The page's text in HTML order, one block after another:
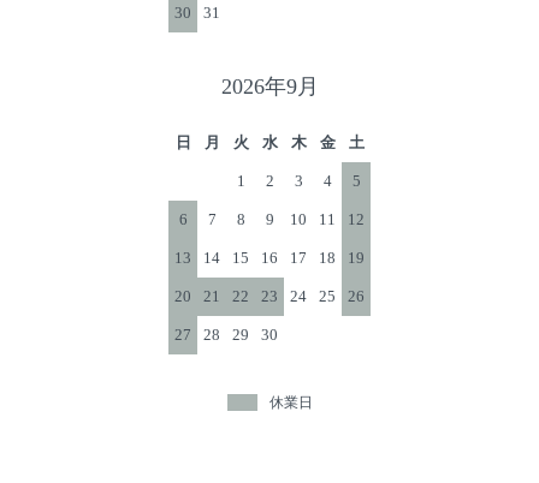
30 31
2026年9月
日 月 火 水 木 金 土
1 2 3 4 5
6 7 8 9 10 11 12
13 14 15 16 17 18 19
20 21 22 23 24 25 26
27 28 29 30
休業日